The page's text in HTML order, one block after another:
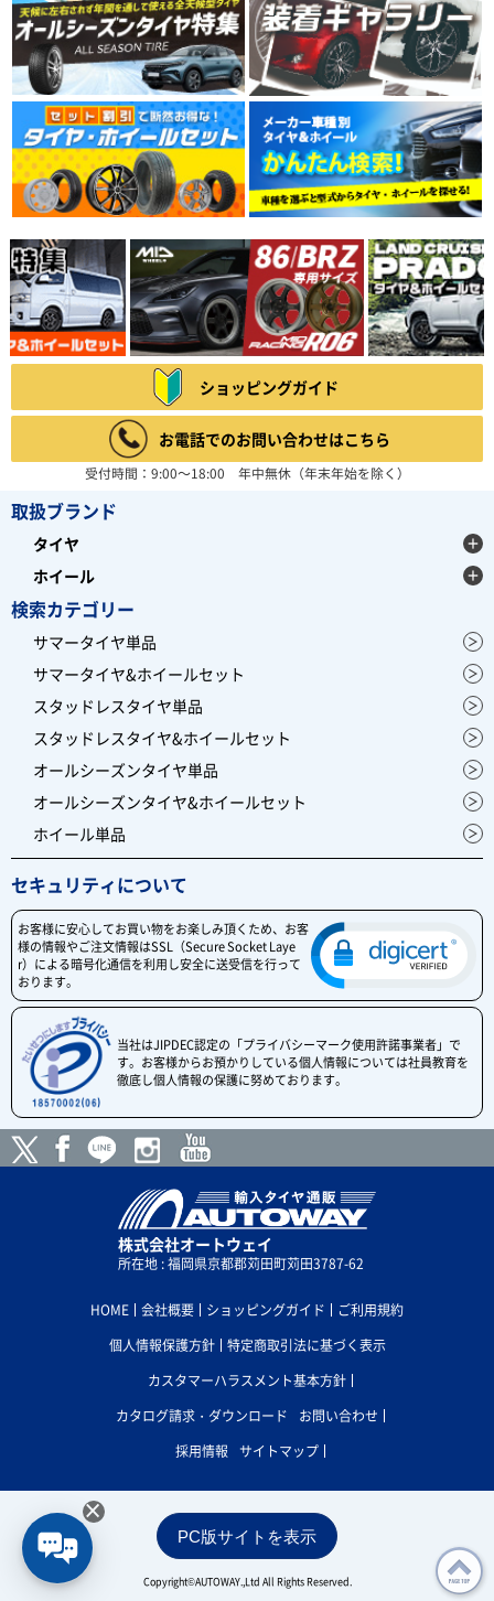
ショッピングガイド
お電話でのお問い合わせはこちら
受付時間：9:00～18:00 年中無休（年末年始を除く）
取扱ブランド
タイヤ
ホイール
検索カテゴリー
サマータイヤ単品
サマータイヤ&ホイールセット
スタッドレスタイヤ単品
スタッドレスタイヤ&ホイールセット
オールシーズンタイヤ単品
オールシーズンタイヤ&ホイールセット
ホイール単品
セキュリティについて
お客様に安心してお買い物をお楽しみ頂くため、お客
様の情報やご注文情報はSSL（Secure Socket Laye
r）による暗号化通信を利用し安全に送受信を行って
おります。
当社はJIPDEC認定の「プライバシーマーク使用許諾事業者」で
す。お客様からお預かりしている個人情報については社員教育を
徹底し個人情報の保護に努めております。
株式会社オートウェイ
所在地 : 福岡県京都郡苅田町苅田3787-62
HOME 会社概要 ショッピングガイド
ご利用規約
個人情報保護方針
特定商取引法に基づく表示
カスタマーハラスメント基本方針
カタログ請求・ダウンロード
お問い合わせ
採用情報
サイトマップ
PC版サイトを表示
Copyright©AUTOWAY.,Ltd All Rights Reserved.
×